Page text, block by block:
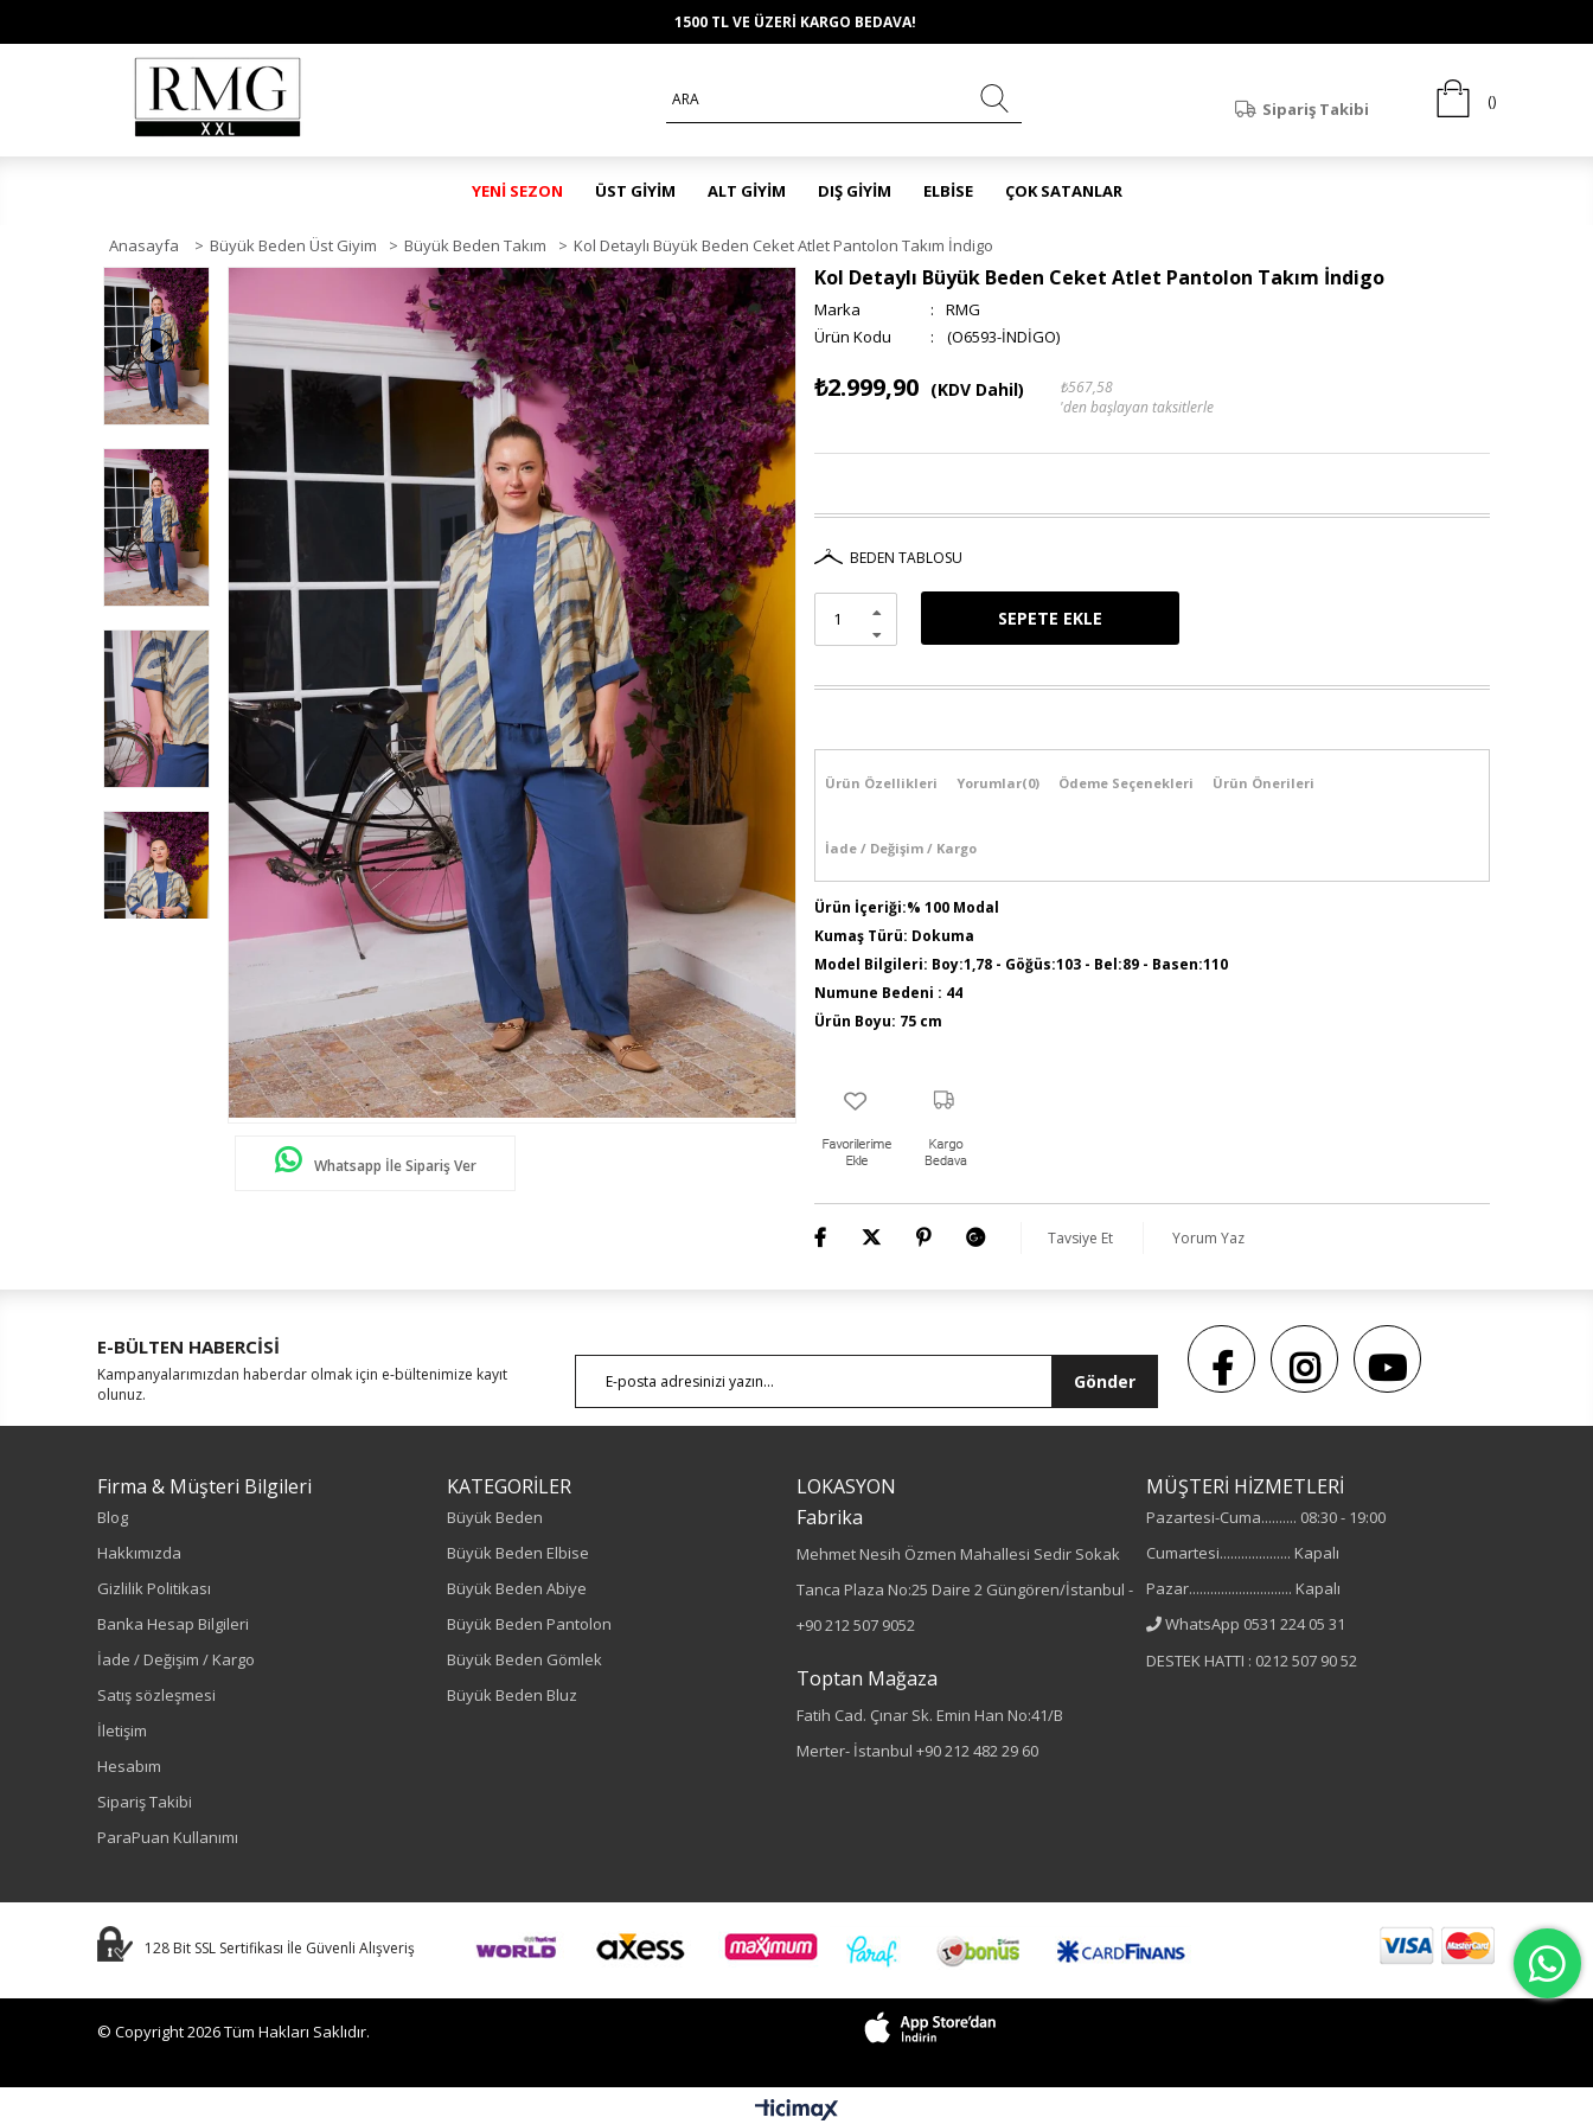
1500 TL VE ÜZERİ KARGO BEDAVA!
Sipariş Takibi
YENİ SEZON ÜST GİYİM ALT GİYİM DIŞ GİYİM ELBİSE ÇOK SATANLAR
Anasayfa > Büyük Beden Üst Giyim > Büyük Beden Takım > Kol Detaylı Büyük Beden Ceket Atlet Pantolon Takım İndigo
Whatsapp İle Sipariş Ver
Kol Detaylı Büyük Beden Ceket Atlet Pantolon Takım İndigo
Marka :
RMG
(O6593-İNDİGO)
₺2.999,90 (KDV Dahil)
₺567,58
'den başlayan taksitlerle
BEDEN TABLOSU
Ürün Özellikleri Yorumlar(0) Ödeme Seçenekleri Ürün Önerileri
İade / Değişim / Kargo
Ürün İçeriği:% 100 Modal
Kumaş Türü: Dokuma
Model Bilgileri: Boy:1,78 - Göğüs:103 - Bel:89 - Basen:110
Numune Bedeni : 44
Ürün Boyu: 75 cm
Sezon : YAZLIK
Renk
Sezon
Tavsiye Et Yorum Yaz
E-BÜLTEN HABERCİSİ
Kampanyalarımızdan haberdar olmak için e-bültenimize kayıt
olunuz.
Gönder
Firma & Müşteri Bilgileri
Blog
Hakkımızda
Gizlilik Politikası
Banka Hesap Bilgileri
İade / Değişim / Kargo
Satış sözleşmesi
İletişim
Hesabım
Sipariş Takibi
ParaPuan Kullanımı
KATEGORİLER
Büyük Beden
Büyük Beden Elbise
Büyük Beden Abiye
Büyük Beden Pantolon
Büyük Beden Gömlek
Büyük Beden Bluz
LOKASYON
Fabrika
Mehmet Nesih Özmen Mahallesi Sedir Sokak
Tanca Plaza No:25 Daire 2 Güngören/İstanbul -
+90 212 507 9052
Toptan Mağaza
Fatih Cad. Çınar Sk. Emin Han No:41/B
Merter- İstanbul +90 212 482 29 60
MÜŞTERİ HİZMETLERİ
Pazartesi-Cuma.......... 08:30 - 19:00
Cumartesi.................... Kapalı
Pazar............................. Kapalı
WhatsApp 0531 224 05 31
DESTEK HATTI : 0212 507 90 52
128 Bit SSL Sertifikası İle Güvenli Alışveriş
© Copyright 2026 Tüm Hakları Saklıdır.